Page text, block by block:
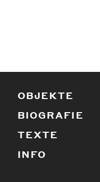
OBJEKTE
BIOGRAFIE
TEXTE
INFO